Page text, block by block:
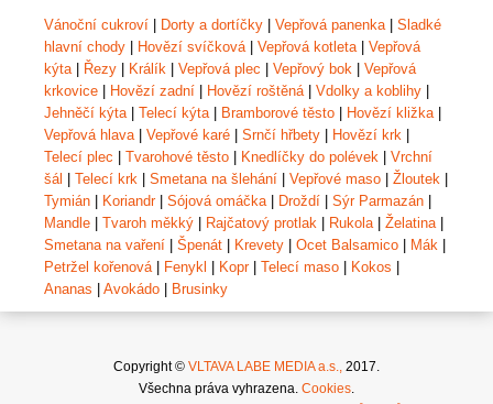
Vánoční cukroví Dorty a dortíčky Vepřová panenka| Sladké
hlavní chody
Hovězí svíčková| Vepřová kotleta| Vepřová
kýta| Řezy Králík Vepřová plec Vepřový bok
Vepřová
krkovice
Hovězí zadní Hovězí roštěná| Vdolky a koblihy
Jehněčí kýta| Telecí kýta| Bramborové těsto Hovězí kližka|
Vepřová hlava| Vepřové karé Srnčí hřbety Hovězí krk
Telecí plec
Tvarohové těsto Knedlíčky do polévek
Vrchní
šál
Telecí krk Smetana na šlehání Vepřové maso Žloutek
Tymián
Koriandr| Sójová omáčka| Droždí Sýr Parmazán
Mandle
Tvaroh měkký Rajčatový protlak Rukola| Želatina|
Smetana na vaření
Špenát Krevety Ocet Balsamico Mák
Petržel kořenová| Fenykl Kopr| Telecí maso Kokos
Ananas
Avokádo Brusinky
Copyright © VLTAVA LABE MEDIA a.s., 2017.
Všechna práva vyhrazena. Cookies.